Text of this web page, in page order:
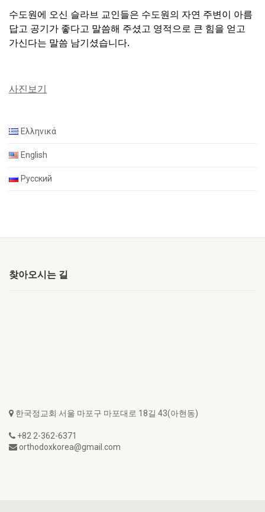
수도원에 오신 슬라브 교인들은 수도원의 자연 주변이 아름
답고 공기가 좋다고 말씀해 주셨고 영적으로 큰 힘을 얻고
가신다는 말씀 남기셨습니다.
사진보기
Ελληνικά
English
Русский
찾아오시는 길
한국정교회 서울 마포구 마포대로 18길 43(아현동)
+82 2-362-6371
orthodoxkorea@gmail.com